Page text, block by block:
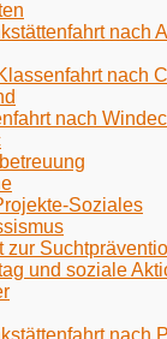
nach
nach
nach
Soziales
zur
und soziale
nach